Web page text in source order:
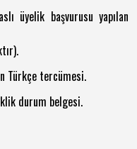
üyelik başvurusu yapılan
Türkçe tercümesi.
durum belgesi.